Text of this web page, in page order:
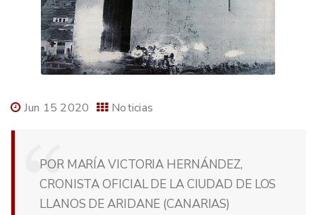
Jun 15 2020 Noticias
POR MARÍA VICTORIA HERNÁNDEZ,
CRONISTA OFICIAL DE LA CIUDAD DE LOS
LLANOS DE ARIDANE (CANARIAS)